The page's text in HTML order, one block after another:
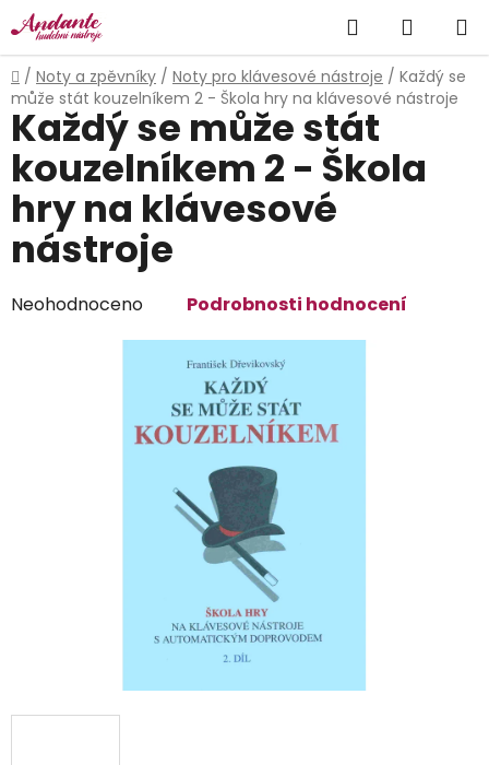
Přejít
na
obsah
Hledat
KOŠÍK
Domů
/ Noty a zpěvníky / Noty pro klávesové nástroje / Každý se
může stát kouzelníkem 2 - Škola hry na klávesové nástroje
Každý se může stát
kouzelníkem 2 - Škola
hry na klávesové
nástroje
Průměrné
Neohodnoceno Podrobnosti hodnocení